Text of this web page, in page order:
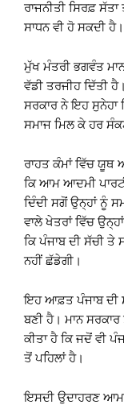
ਰਾਜਨੀਤੀ ਸਿਰਫ਼
ਸਾਧਨ ਵੀ ਹੋ ਸਕਦੀ ਹੈ।
ਮੁੱਖ ਮੰਤਰੀ ਭਗਵੰਤ
ਵੱਡੀ ਤਰਜੀਹ ਦਿੱਤੀ
ਸਰਕਾਰ ਨੇ ਇਹ ਸੁਨੇਹਾ
ਸਮਾਜ ਮਿਲ ਕੇ ਹਰ
ਰਾਹਤ ਕੰਮਾਂ ਵਿੱਚ ਯੂਥ
ਕਿ ਆਮ ਆਦਮੀ
ਦਿੰਦੀ ਸਗੋਂ ਉਨ੍ਹਾਂ ਨੂੰ
ਵਾਲੇ ਖੇਤਰਾਂ ਵਿੱਚ
ਕਿ ਪੰਜਾਬ ਦੀ ਸੱਚੀ
ਨਹੀਂ ਛੱਡੇਗੀ।
ਇਹ ਆਫ਼ਤ ਪੰਜਾਬ ਦੀ
ਬਣੀ ਹੈ। ਮਾਨ
ਕੀਤਾ ਹੈ ਕਿ ਜਦੋਂ ਵੀ
ਤੋਂ ਪਹਿਲਾਂ ਹੈ।
ਇਸਦੀ ਉਦਾਹਰਣ ਆਮ